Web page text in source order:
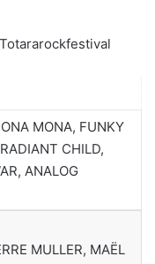
MONA, FUNKY
CHILD,
ANALOG
MULLER, MAËL